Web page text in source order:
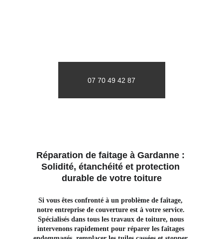
07 70 49 42 87
Si vous êtes confronté à un problème de faîtage,
notre entreprise de couverture est à votre service.
Spécialisés dans tous les travaux de toiture, nous
intervenons rapidement pour réparer les faîtages
Réparation de faitage à Gardanne :
Solidité, étanchéité et protection
durable de votre toiture